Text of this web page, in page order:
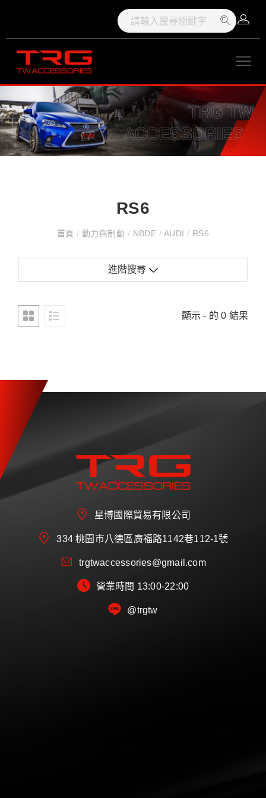
RS6
首頁/ 動力與制動 / NBDE / AUDI / RS6
進階搜尋
顯示 - 的 0 結果
星博國際貿易有限公司
334 桃園市八德區廣福路1142巷112-1號
trgtwaccessories@gmail.com
營業時間 13:00-22:00
@trgtw